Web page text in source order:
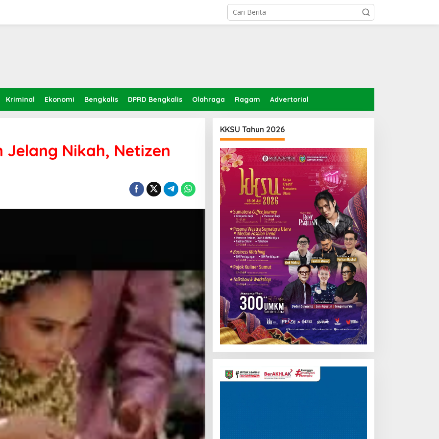
Kriminal Ekonomi Bengkalis DPRD Bengkalis Olahraga Ragam Advertorial
Jelang Nikah, Netizen
KKSU Tahun 2026
Pemutar
Video